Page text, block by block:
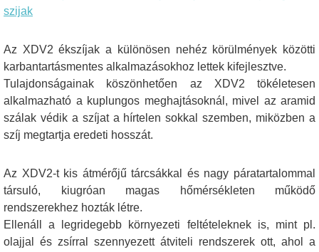
szijak
Az XDV2 ékszíjak a különösen nehéz körülmények közötti
karbantartásmentes alkalmazásokhoz lettek kifejlesztve.
Tulajdonságainak köszönhetően az XDV2 tökéletesen
alkalmazható a kuplungos meghajtásoknál, mivel az aramid
szálak védik a szíjat a hírtelen sokkal szemben, miközben a
szíj megtartja eredeti hosszát.
Az XDV2-t kis átmérőjű tárcsákkal és nagy páratartalommal
társuló, kiugróan magas hőmérsékleten működő
rendszerekhez hozták létre.
Ellenáll a legridegebb környezeti feltételeknek is, mint pl.
olajjal és zsírral szennyezett átviteli rendszerek ott, ahol a